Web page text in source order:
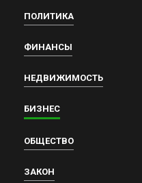
ПОЛИТИКА
ФИНАНСЫ
НЕДВИЖИМОСТЬ
БИЗНЕС
ОБЩЕСТВО
ЗАКОН